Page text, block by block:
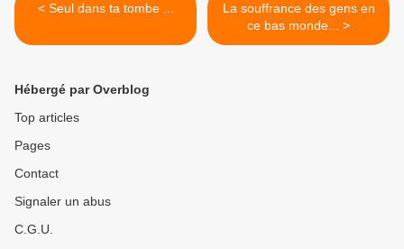
< Seul dans ta tombe ...
La souffrance des gens en
ce bas monde... >
Hébergé par Overblog
Top articles
Pages
Contact
Signaler un abus
C.G.U.